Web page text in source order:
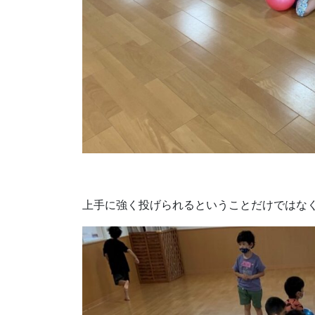
上手に強く投げられるということだけではな